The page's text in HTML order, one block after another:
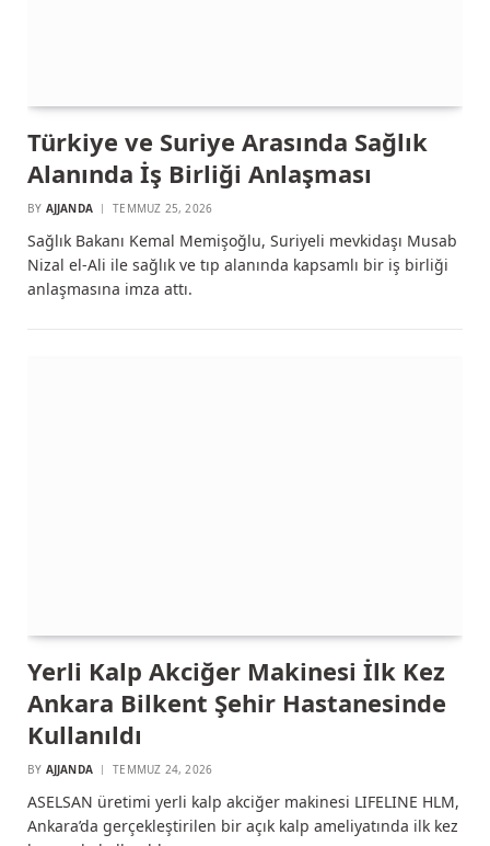
Türkiye ve Suriye Arasında Sağlık
Alanında İş Birliği Anlaşması
BY AJJANDA TEMMUZ 25, 2026
Sağlık Bakanı Kemal Memişoğlu, Suriyeli mevkidaşı Musab
Nizal el-Ali ile sağlık ve tıp alanında kapsamlı bir iş birliği
anlaşmasına imza attı.
Yerli Kalp Akciğer Makinesi İlk Kez
Ankara Bilkent Şehir Hastanesinde
Kullanıldı
BY AJJANDA TEMMUZ 24, 2026
ASELSAN üretimi yerli kalp akciğer makinesi LIFELINE HLM,
Ankara’da gerçekleştirilen bir açık kalp ameliyatında ilk kez